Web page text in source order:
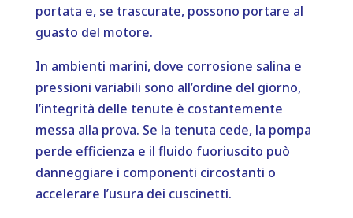
portata e, se trascurate, possono portare al
guasto del motore.
In ambienti marini, dove corrosione salina e
pressioni variabili sono all’ordine del giorno,
l’integrità delle tenute è costantemente
messa alla prova. Se la tenuta cede, la pompa
perde efficienza e il fluido fuoriuscito può
danneggiare i componenti circostanti o
accelerare l’usura dei cuscinetti.